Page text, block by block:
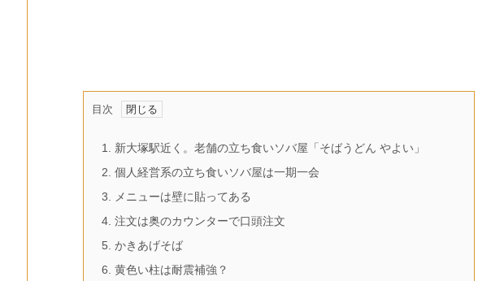
目次
1. 新大塚駅近く。老舗の立ち食いソバ屋「そばうどん やよい」
2. 個人経営系の立ち食いソバ屋は一期一会
3. メニューは壁に貼ってある
4. 注文は奥のカウンターで口頭注文
5. かきあげそば
6. 黄色い柱は耐震補強？